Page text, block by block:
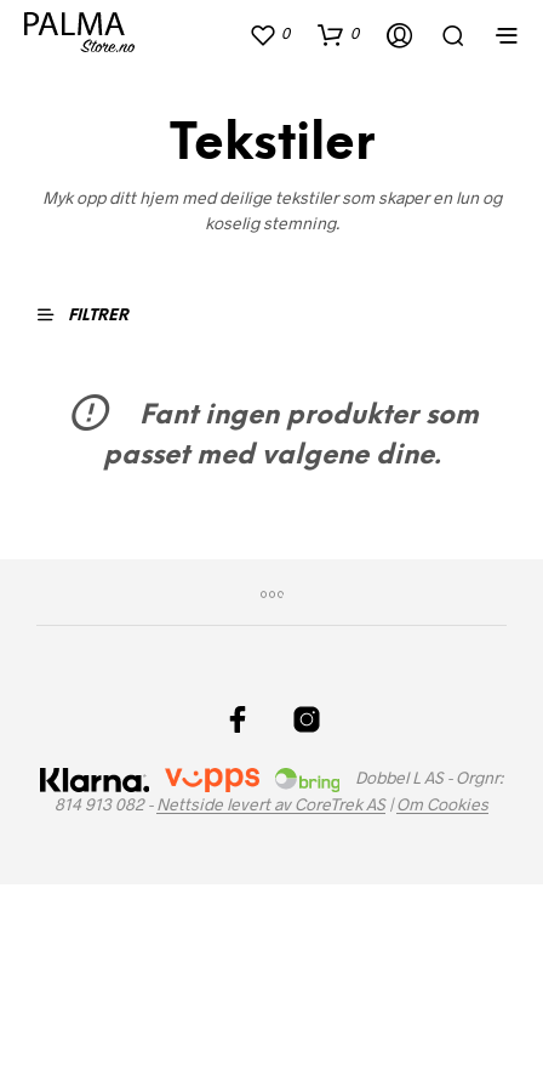
0 0
Tekstiler
Myk opp ditt hjem med deilige tekstiler som skaper en lun og
koselig stemning.
FILTRER
Fant ingen produkter som
passet med valgene dine.
Dobbel L AS - Orgnr:
814 913 082 -Nettside levert av CoreTrek AS|Om Cookies